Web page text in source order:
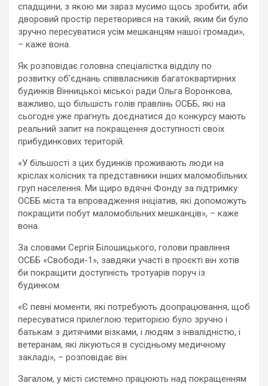
спадщини, з якою ми зараз мусимо щось зробити, аби
дворовий простір перетворився на такий, яким би було
зручно пересуватися усім мешканцям нашої громади»,
– каже вона.
Як розповідає головна спеціалістка відділу по
розвитку об’єднань співвласників багатоквартирних
будинків Вінницької міської ради Ольга Воронкова,
важливо, що більшість голів правлінь ОСББ, які на
сьогодні уже прагнуть доєднатися до конкурсу мають
реальний запит на покращення доступності своїх
прибудинкових територій.
«У більшості з цих будинків проживають люди на
кріслах колісних та представники інших маломобільних
груп населення. Ми щиро вдячні Фонду за підтримку
ОСББ міста та впровадження ініціатив, які допоможуть
покращити побут маломобільних мешканців», – каже
вона.
За словами Сергія Білошицького, голови правління
ОСББ «Свободи-1», завдяки участі в проєкті він хотів
би покращити доступність тротуарів поруч із
будинком.
«Є певні моменти, які потребують доопрацювання, щоб
пересуватися прилеглою територією було зручно і
батькам з дитячими візками, і людям з інвалідністю, і
ветеранам, які лікуються в сусідньому медичному
закладі», – розповідає він.
Загалом, у місті системно працюють над покращенням